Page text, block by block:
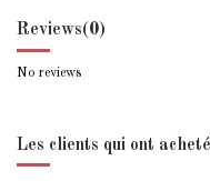
Reviews(0)
No reviews
Les clients qui ont